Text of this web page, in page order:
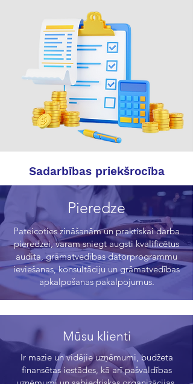
Sadarbības priekšrocība
Pieredze
Pateicoties zināšanām un praktiskai darba
pieredzei, varam sniegt augsti kvalificētus
audita, grāmatvedības datorprogrammu
ieviešanas, konsultāciju un grāmatvedības
apkalpošanas pakalpojumus.
Mūsu klienti
Ir mazie un vidējie uzņēmumi, budžeta
finansētas iestādes, kā arī pašvaldības